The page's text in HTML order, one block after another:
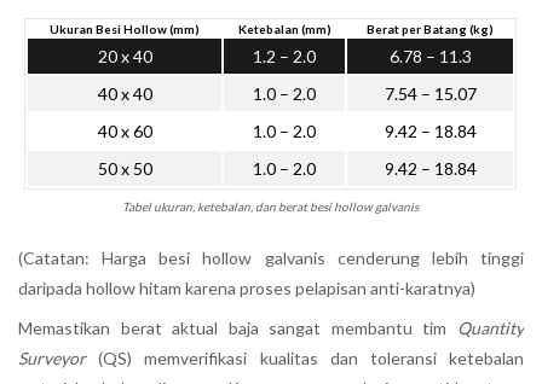
Ukuran Besi Hollow (mm) Ketebalan (mm) Berat per Batang (kg)
20 x 40 1.2 – 2.0
6.78 – 11.3
40 x 40
1.0 – 2.0
7.54 – 15.07
40 x 60
1.0 – 2.0
9.42 – 18.84
50 x 50
1.0 – 2.0 9.42 – 18.84
Tabel ukuran, ketebalan, dan berat besi hollow galvanis
(Catatan: Harga besi hollow galvanis cenderung lebih tinggi
daripada hollow hitam karena proses pelapisan anti-karatnya)
Memastikan berat aktual baja sangat membantu tim Quantity
Surveyor(QS) memverifikasi kualitas dan toleransi ketebalan